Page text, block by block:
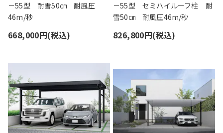
－55型 耐雪50㎝ 耐風圧
46m/秒
668,000円(税込)
－55型 セミハイルーフ柱 耐
雪50㎝ 耐風圧46m/秒
826,800円(税込)